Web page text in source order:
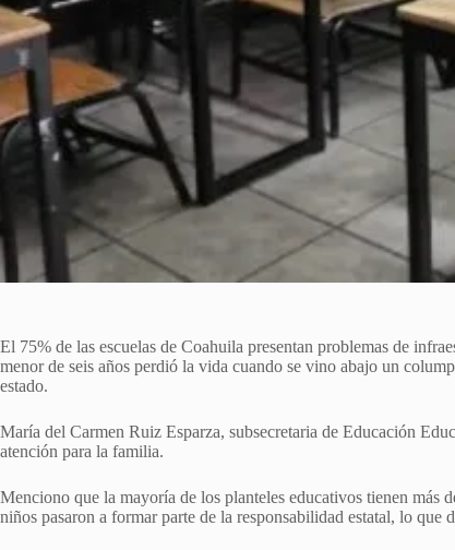
El 75% de las escuelas de Coahuila presentan problemas de
menor de seis años perdió la vida cuando se vino abajo un
estado.
María del Carmen Ruiz Esparza, subsecretaria de Educación
atención para la familia.
Menciono que la mayoría de los planteles educativos tienen más
niños pasaron a formar parte de la responsabilidad estatal, lo que